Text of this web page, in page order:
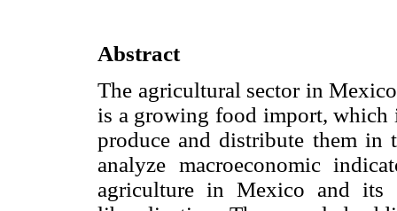
Abstract
The agricultural sector in
is a growing food import, which
produce and distribute them in
analyze macroeconomic
agriculture in Mexico and its